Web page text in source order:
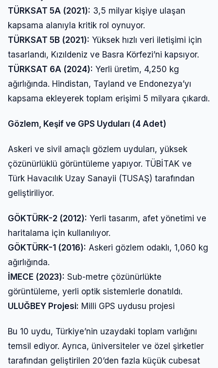
TÜRKSAT 5A (2021): 3,5 milyar kişiye ulaşan
kapsama alanıyla kritik rol oynuyor.
TÜRKSAT 5B (2021): Yüksek hızlı veri iletişimi için
tasarlandı, Kızıldeniz ve Basra Körfezi’ni kapsıyor.
TÜRKSAT 6A (2024): Yerli üretim, 4,250 kg
ağırlığında. Hindistan, Tayland ve Endonezya’yı
kapsama ekleyerek toplam erişimi 5 milyara çıkardı.
Gözlem, Keşif ve GPS Uyduları (4 Adet)
Askeri ve sivil amaçlı gözlem uyduları, yüksek
çözünürlüklü görüntüleme yapıyor. TÜBİTAK ve
Türk Havacılık Uzay Sanayii (TUSAŞ) tarafından
geliştiriliyor.
GÖKTÜRK-2 (2012): Yerli tasarım, afet yönetimi ve
haritalama için kullanılıyor.
GÖKTÜRK-1 (2016): Askeri gözlem odaklı, 1,060 kg
ağırlığında.
İMECE (2023): Sub-metre çözünürlükte
görüntüleme, yerli optik sistemlerle donatıldı.
ULUĞBEY Projesi: Milli GPS uydusu projesi
Bu 10 uydu, Türkiye’nin uzaydaki toplam varlığını
temsil ediyor. Ayrıca, üniversiteler ve özel şirketler
tarafından geliştirilen 20’den fazla küçük cubesat
Şifre